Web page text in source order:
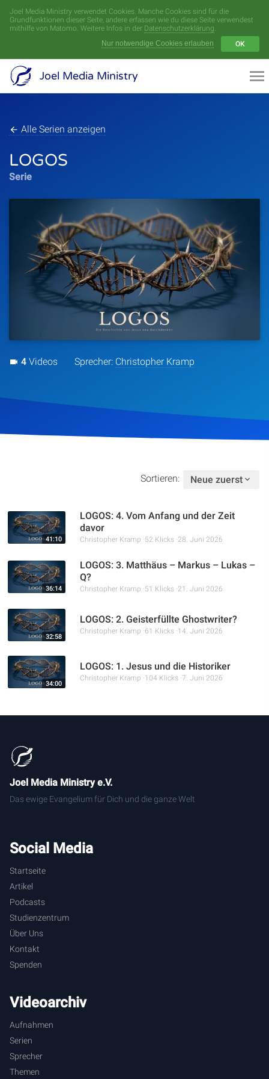
Joel Media Ministry verwendet Cookies. Manche Cookies sind für die
Grundfunktionen dieser Seite, andere erfassen wie du diese Seite verwendest
mithilfe von Matomo. Weitere Infos in der Datenschutzerklärung.
Nur notwendige Cookies erlauben
OK
Joel Media Ministry
Alle Serien anzeigen
LOGOS
Serie
4 Videos Sprecher: Christopher Kramp
Sortieren: Neue zuerst
41:10
LOGOS: 4. Vom Anfang und der Zeit
davor
Christopher Kramp 52 Klicks 28. Juni 2026
36:14
LOGOS: 3. Matthäus – Markus – Lukas –
Q?
Christopher Kramp 51 Klicks 21. Juni 2026
32:58
LOGOS: 2. Geisterfüllte Ghostwriter?
Christopher Kramp 61 Klicks 14. Juni 2026
34:00
LOGOS: 1. Jesus und die Historiker
Christopher Kramp 104 Klicks 7. Juni 2026
Joel Media Ministry e.V.
Das ewige Evangelium für Dich und die ganze Welt
Social Media
Startseite
Artikel
Podcasts
Studienzentrum
Über Uns
Kontakt
Spenden
Videoarchiv
Aufnahmen
Serien
Sprecher
Themen
Menü
Videoarchiv
Startseite
Artikel
Podcasts